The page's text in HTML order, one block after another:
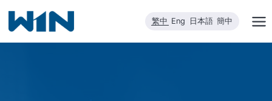
內
繁中 Eng 日本語 簡中